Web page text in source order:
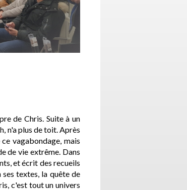
de Chris. Suite à un
n'a plus de toit. Après
vagabondage, mais
de vie extrême. Dans
et écrit des recueils
textes, la quête de
c'est tout un univers